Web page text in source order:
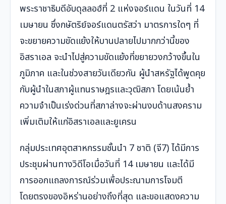
พระราชาธิบดีอับดุลลอฮ์ที่ 2 แห่งจอร์แดน ในวันที่ 14
เมษายน ซึ่งกษัตริย์จอร์แดนตรัสว่า มาตรการใดๆ ที่
จะขยายความขัดแย้งให้บานปลายไปมากกว่านี้ของ
อิสราเอล จะนำไปสู่ความขัดแย้งที่ขยายวงกว้างขึ้นใน
ภูมิภาค และในช่วงสายวันเดียวกัน ผู้นำสหรัฐได้พูดคุย
กับผู้นำในสภาผู้แทนราษฎรและวุฒิสภา โดยเน้นย้ำ
ความจำเป็นเร่งด่วนที่สภาล่างจะผ่านงบด้านสงคราม
เพิ่มเติมให้แก่อิสราเอลและยูเครน
กลุ่มประเทศอุตสาหกรรมชั้นนำ 7 ชาติ (จี7) ได้มีการ
ประชุมผ่านทางวิดีโอเมื่อวันที่ 14 เมษายน และได้มี
การออกแถลงการณ์ร่วมเพื่อประณามการโจมตี
โดยตรงของอิหร่านอย่างถึงที่สุด และขอแสดงความ